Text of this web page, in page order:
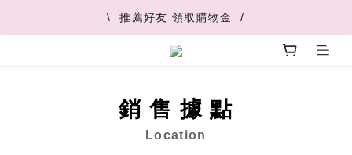
\  V+快速配最快45分鐘到  /
\  推薦好友 領取購物金  /
\  V+快速配最快45分鐘到  /
銷 售 據 點
Location